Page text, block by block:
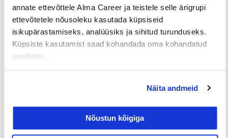
annate ettevõttele Alma Career ja teistele selle ärigrupi
ettevõtetele nõusoleku kasutada küpsiseid
isikupärastamiseks, analüüsiks ja sihitud turunduseks.
Küpsiste kasutamist saad kohandada oma kohandatud
seadetes.
Näita andmeid
Nõustun kõigiga
Loe lisaks